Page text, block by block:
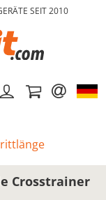
SEIT 2010
Crosstrainer